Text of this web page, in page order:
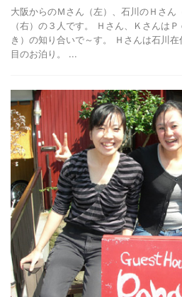
大阪からのＭさん（左）、石川のＨさん
（右）の３人です。 Ｈさん、Ｋさんは
き）の知り合いで～す。 Ｈさんは石川
目のお泊り。 ...